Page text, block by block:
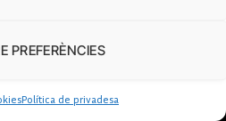
PREFERÈNCIES
Política de privadesa